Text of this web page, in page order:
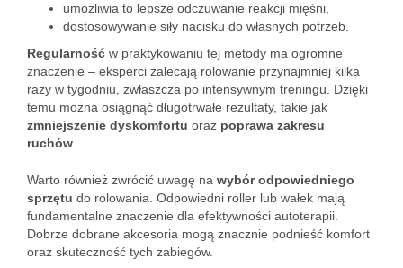
umożliwia to lepsze odczuwanie reakcji mięśni,
dostosowywanie siły nacisku do własnych potrzeb.
Regularność w praktykowaniu tej metody ma ogromne
znaczenie – eksperci zalecają rolowanie przynajmniej kilka
razy w tygodniu, zwłaszcza po intensywnym treningu. Dzięki
temu można osiągnąć długotrwałe rezultaty, takie jak
zmniejszenie dyskomfortu oraz poprawa zakresu
ruchów
Warto również zwrócić uwagę na wybór odpowiedniego
sprzętu do rolowania. Odpowiedni roller lub wałek mają
fundamentalne znaczenie dla efektywności autoterapii.
Dobrze dobrane akcesoria mogą znacznie podnieść komfort
oraz skuteczność tych zabiegów.